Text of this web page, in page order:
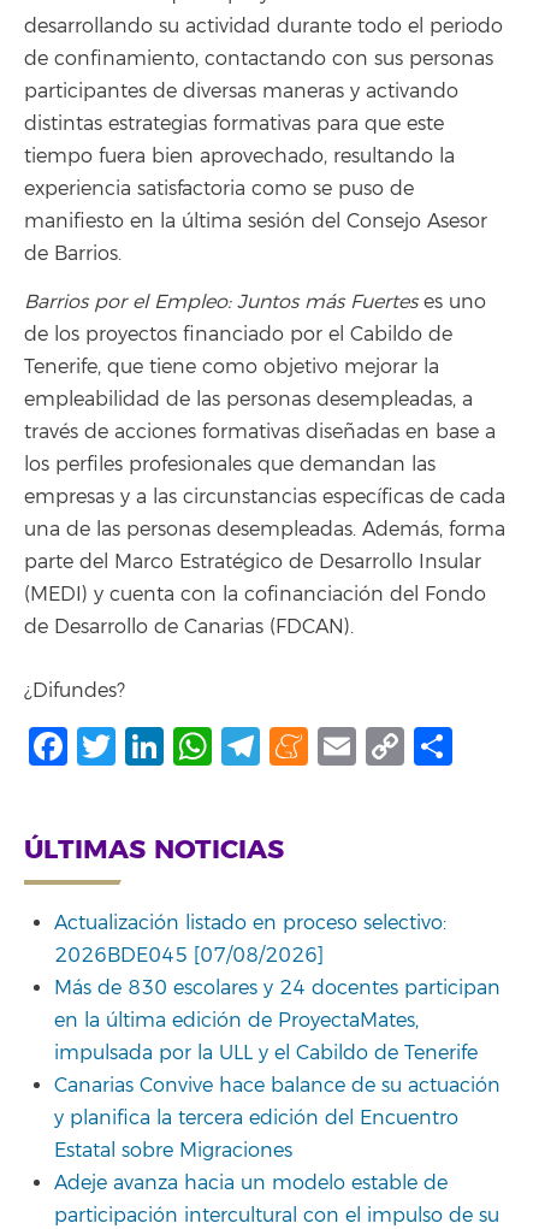
desarrollando su actividad durante todo el periodo
de confinamiento, contactando con sus personas
participantes de diversas maneras y activando
distintas estrategias formativas para que este
tiempo fuera bien aprovechado, resultando la
experiencia satisfactoria como se puso de
manifiesto en la última sesión del Consejo Asesor
de Barrios.
Barrios por el Empleo: Juntos más Fuerteses uno
de los proyectos financiado por el Cabildo de
Tenerife, que tiene como objetivo mejorar la
empleabilidad de las personas desempleadas, a
través de acciones formativas diseñadas en base a
los perfiles profesionales que demandan las
empresas y a las circunstancias específicas de cada
una de las personas desempleadas. Además, forma
parte del Marco Estratégico de Desarrollo Insular
(MEDI) y cuenta con la cofinanciación del Fondo
de Desarrollo de Canarias (FDCAN).
¿Difundes?
Facebook
Twitter
LinkedIn
WhatsApp
Telegram
Meneame
Email
Copy
ÚLTIMAS NOTICIAS
Actualización listado en proceso selectivo:
2026BDE045 [07/08/2026]
Más de 830 escolares y 24 docentes participan
en la última edición de ProyectaMates,
impulsada por la ULL y el Cabildo de Tenerife
Canarias Convive hace balance de su actuación
y planifica la tercera edición del Encuentro
Estatal sobre Migraciones
Adeje avanza hacia un modelo estable de
participación intercultural con el impulso de su